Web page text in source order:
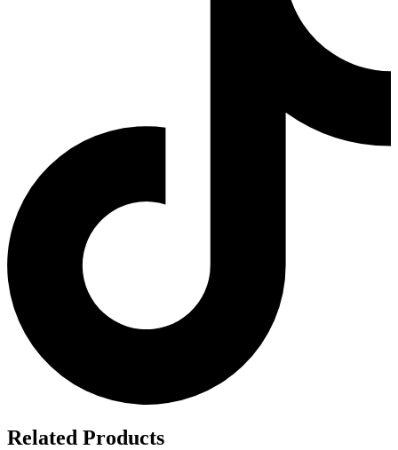
Related Products